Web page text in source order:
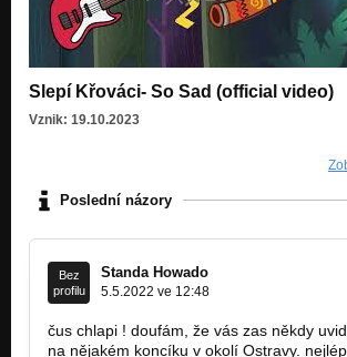
Slepí Křováci- So Sad (official video)
Vznik: 19.10.2023
Poslední názory
Bez
profilu
Standa Howado
5.5.2022 ve 12:48
čus chlapi ! doufám, že vás zas někdy
na nějakém koncíku v okolí Ostravy.